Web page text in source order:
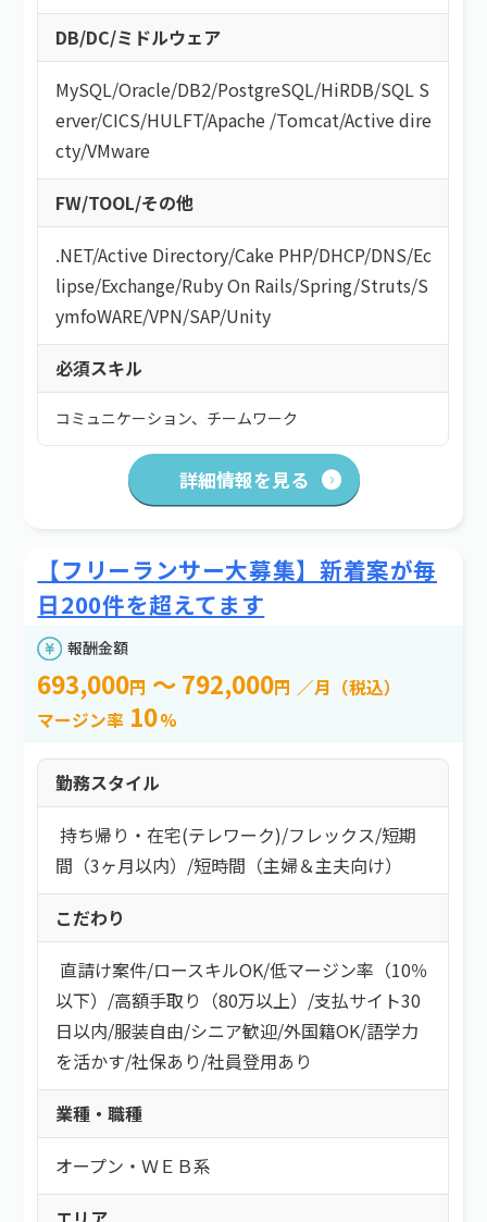
DB/DC/ミドルウェア
MySQL/Oracle/DB2/PostgreSQL/HiRDB/SQL S
erver/CICS/HULFT/Apache /Tomcat/Active dire
cty/VMware
FW/TOOL/その他
.NET/Active Directory/Cake PHP/DHCP/DNS/Ec
lipse/Exchange/Ruby On Rails/Spring/Struts/S
ymfoWARE/VPN/SAP/Unity
必須スキル
コミュニケーション、チームワーク
詳細情報を見る
【フリーランサー大募集】新着案が毎
日200件を超えてます
報酬金額
693,000円 ～ 792,000円 ／月（税込）
マージン率 10%
勤務スタイル
持ち帰り・在宅(テレワーク)/フレックス/短期
間（3ヶ月以内） /短時間（主婦＆主夫向け）
こだわり
直請け案件/ロースキルOK/低マージン率（10％
以下） /高額手取り（80万以上） /支払サイト30
日以内/服装自由/シニア歓迎/外国籍OK/語学力
を活かす/社保あり/社員登用あり
業種・職種
オープン・ＷＥＢ系